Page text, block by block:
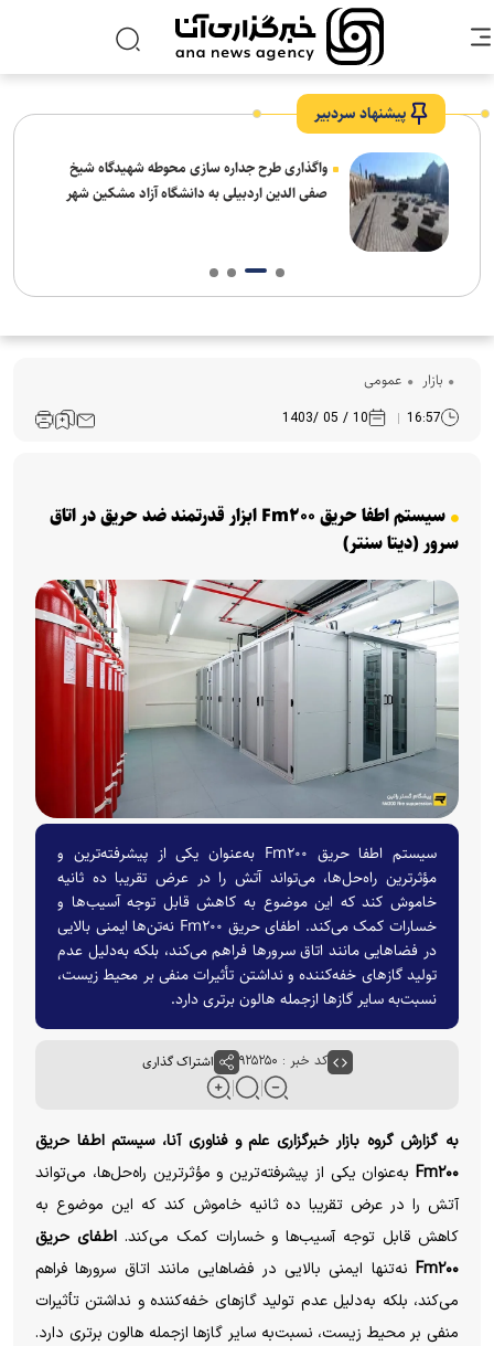
پیشنهاد سردبیر
واگذاری طرح جداره سازی محوطه شهیدگاه شیخ
صفی الدین اردبیلی به دانشگاه آزاد مشکین شهر
بازار عمومی
16:57
10 / 05 /1403
سیستم اطفا حریق Fm۲۰۰ ابزار قدرتمند ضد حریق در اتاق
سرور (دیتا سنتر)
سیستم اطفا حریق Fm۲۰۰ به‌عنوان یکی از پیشرفته‌ترین و
مؤثرترین راه‌حل‌ها، می‌تواند آتش را در عرض تقریبا ده ثانیه
خاموش کند که این موضوع به کاهش قابل توجه آسیب‌ها و
خسارات کمک می‌کند. اطفای حریق Fm۲۰۰ نه‌تن‌ها ایمنی بالایی
در فضا‌هایی مانند اتاق سرور‌ها فراهم می‌کند، بلکه به‌دلیل عدم
تولید گاز‌های خفه‌کننده و نداشتن تأثیرات منفی بر محیط زیست،
نسبت‌به سایر گاز‌ها ازجمله هالون برتری دارد.
کد خبر : ۹۲۵۲۵۰ اشتراک گذاری
به گزارش گروه بازار خبرگزاری علم و فناوری آنا، سیستم اطفا حریق
Fm۲۰۰ به‌عنوان یکی از پیشرفته‌ترین و مؤثرترین راه‌حل‌ها، می‌تواند
آتش را در عرض تقریبا ده ثانیه خاموش کند که این موضوع به
کاهش قابل توجه آسیب‌ها و خسارات کمک می‌کند.اطفای حریق
Fm۲۰۰ نه‌تنها ایمنی بالایی در فضاهایی مانند اتاق سرورها فراهم
می‌کند، بلکه به‌دلیل عدم تولید گازهای خفه‌کننده و نداشتن تأثیرات
منفی بر محیط زیست، نسبت‌به سایر گازها ازجمله هالون برتری دارد.